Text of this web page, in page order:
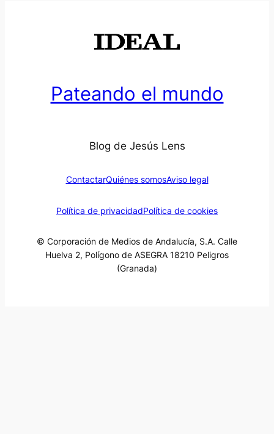
Pateando el mundo
Blog de Jesús Lens
ContactarQuiénes somosAviso legal
Política de privacidadPolítica de cookies
© Corporación de Medios de Andalucía, S.A. Calle
Huelva 2, Polígono de ASEGRA 18210 Peligros
(Granada)